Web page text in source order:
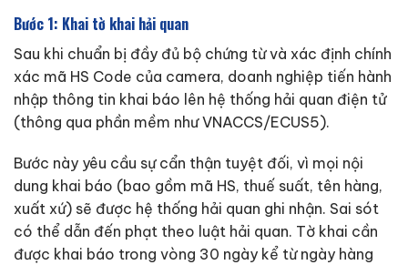
Bước 1: Khai tờ khai hải quan
Sau khi chuẩn bị đầy đủ bộ chứng từ và xác định chính
xác mã HS Code của camera, doanh nghiệp tiến hành
nhập thông tin khai báo lên hệ thống hải quan điện tử
(thông qua phần mềm như VNACCS/ECUS5).
Bước này yêu cầu sự cẩn thận tuyệt đối, vì mọi nội
dung khai báo (bao gồm mã HS, thuế suất, tên hàng,
xuất xứ) sẽ được hệ thống hải quan ghi nhận. Sai sót
có thể dẫn đến phạt theo luật hải quan. Tờ khai cần
được khai báo trong vòng 30 ngày kể từ ngày hàng